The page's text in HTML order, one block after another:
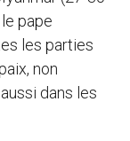
pape
les parties
non
dans les